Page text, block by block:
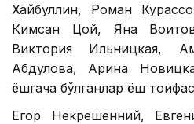
Хайбуллин, Роман
Кимсан Цой, Яна
Виктория Ильницкая,
Абдулова, Арина
ёшгача бўлганлар ёш
Егор Некрешенний,